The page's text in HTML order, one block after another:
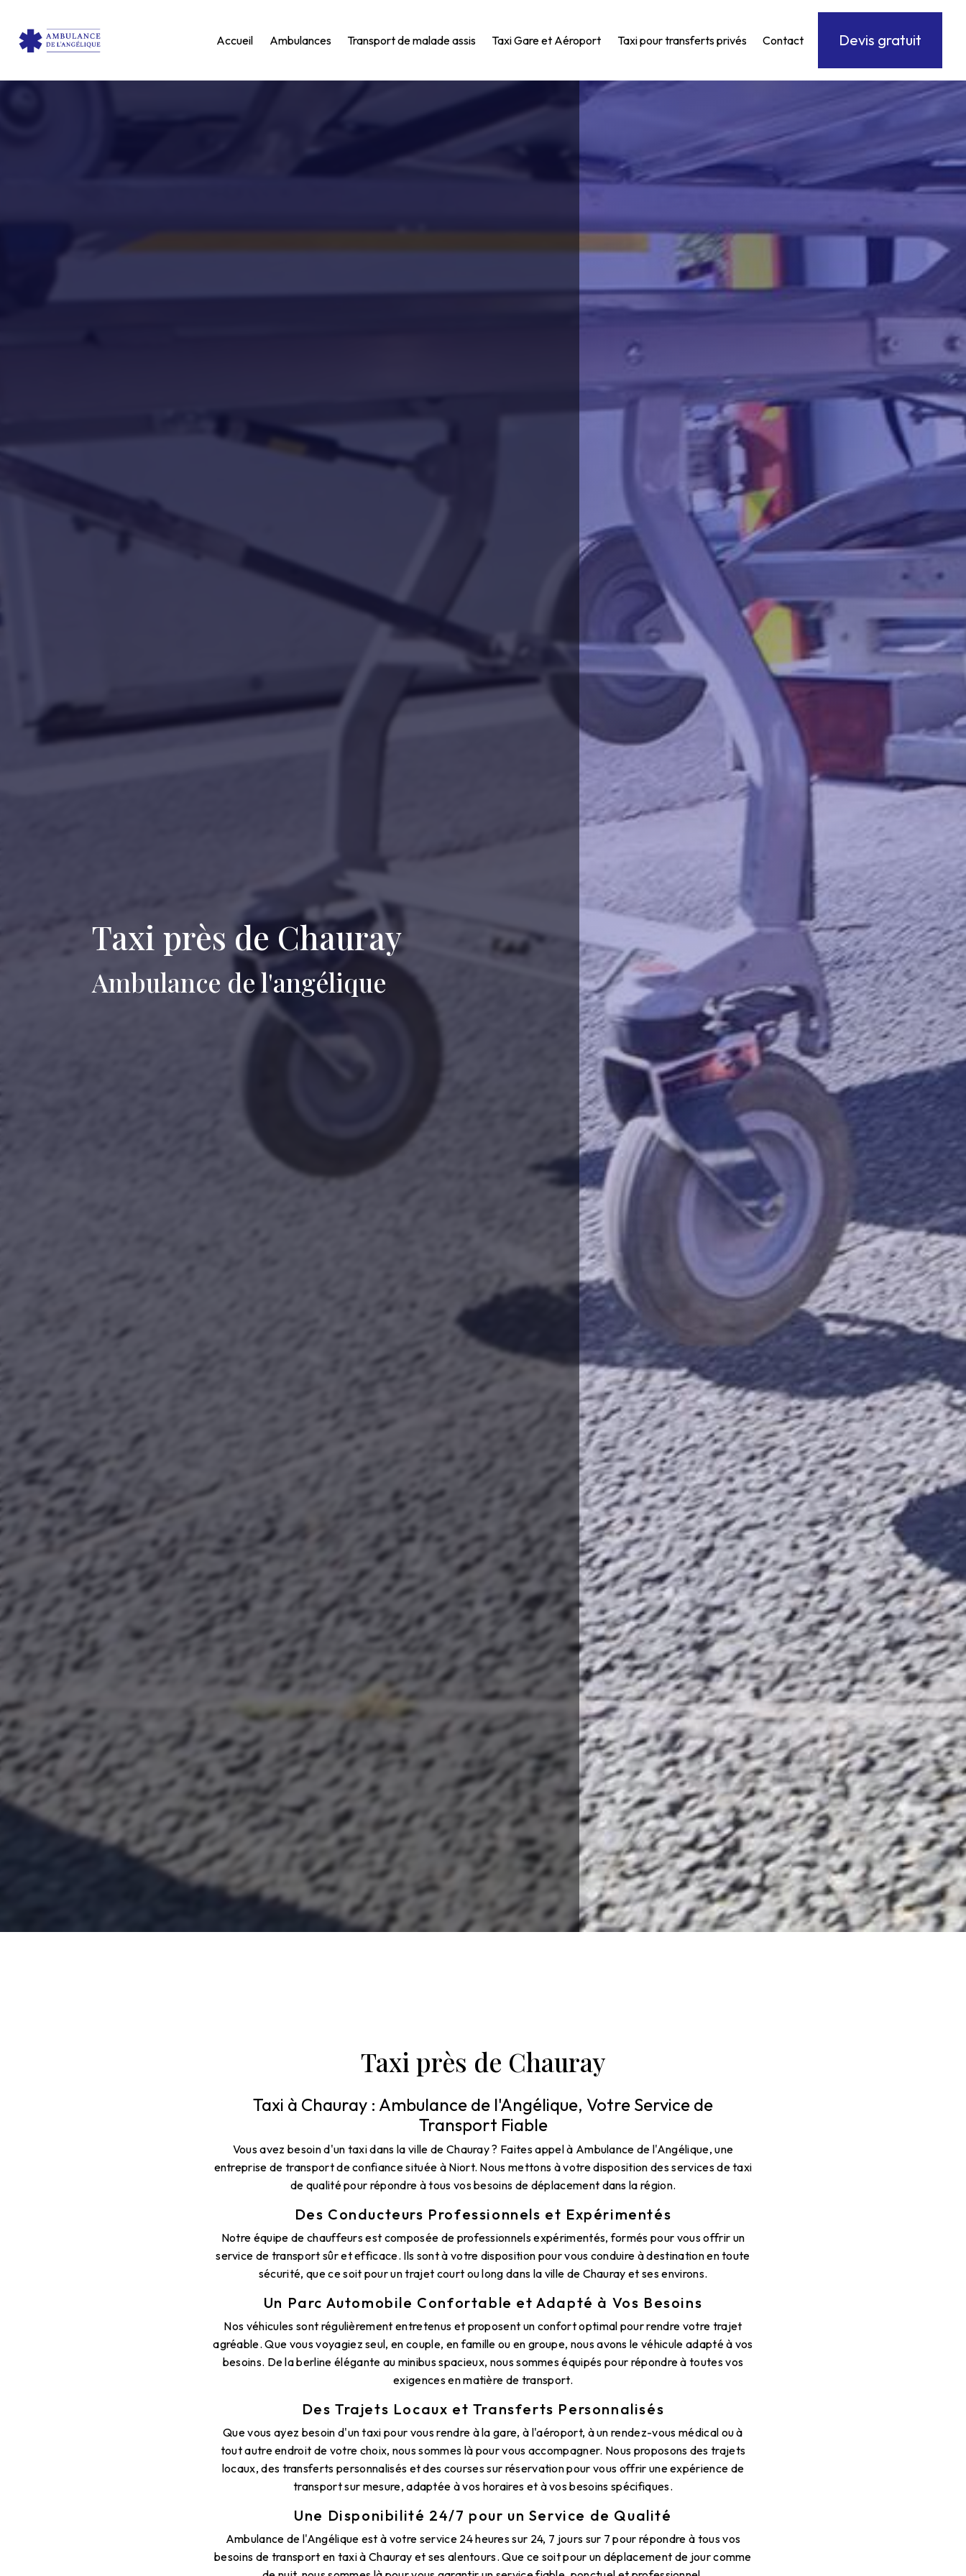
Accueil Ambulances Transport de malade assis Taxi Gare et Aéroport Taxi pour transferts privés Contact Devis gratuit
Taxi près de Chauray
Ambulance de l'angélique
Taxi près de Chauray
Taxi à Chauray : Ambulance de l'Angélique, Votre Service de
Transport Fiable
Vous avez besoin d'un taxi dans la ville de Chauray ? Faites appel à Ambulance de l'Angélique, une
entreprise de transport de confiance située à Niort. Nous mettons à votre disposition des services de taxi
de qualité pour répondre à tous vos besoins de déplacement dans la région.
Des Conducteurs Professionnels et Expérimentés
Notre équipe de chauffeurs est composée de professionnels expérimentés, formés pour vous offrir un
service de transport sûr et efficace. Ils sont à votre disposition pour vous conduire à destination en toute
sécurité, que ce soit pour un trajet court ou long dans la ville de Chauray et ses environs.
Un Parc Automobile Confortable et Adapté à Vos Besoins
Nos véhicules sont régulièrement entretenus et proposent un confort optimal pour rendre votre trajet
agréable. Que vous voyagiez seul, en couple, en famille ou en groupe, nous avons le véhicule adapté à vos
besoins. De la berline élégante au minibus spacieux, nous sommes équipés pour répondre à toutes vos
exigences en matière de transport.
Des Trajets Locaux et Transferts Personnalisés
Que vous ayez besoin d'un taxi pour vous rendre à la gare, à l'aéroport, à un rendez-vous médical ou à
tout autre endroit de votre choix, nous sommes là pour vous accompagner. Nous proposons des trajets
locaux, des transferts personnalisés et des courses sur réservation pour vous offrir une expérience de
transport sur mesure, adaptée à vos horaires et à vos besoins spécifiques.
Une Disponibilité 24/7 pour un Service de Qualité
Ambulance de l'Angélique est à votre service 24 heures sur 24, 7 jours sur 7 pour répondre à tous vos
besoins de transport en taxi à Chauray et ses alentours. Que ce soit pour un déplacement de jour comme